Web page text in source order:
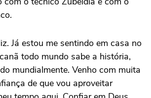
Já estou me sentindo em casa no
todo mundo sabe a história,
mundialmente. Venho com muita
de que vou aproveitar